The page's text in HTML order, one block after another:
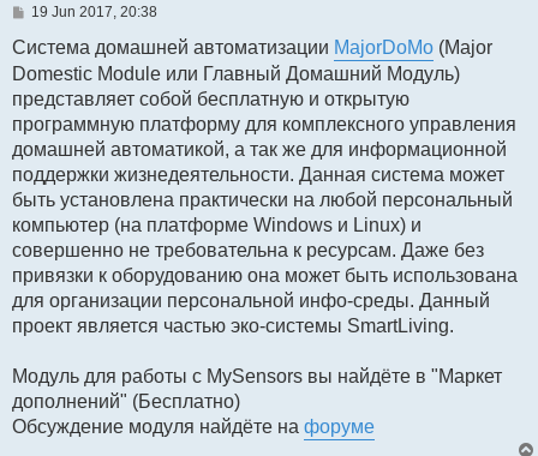
P
s
19 Jun 2017, 20:38
Cистема домашней автоматизации MajorDoMo (Major
Domestic Module или Главный Домашний Модуль)
представляет собой бесплатную и открытую
программную платформу для комплексного управления
домашней автоматикой, а так же для информационной
поддержки жизнедеятельности. Данная система может
быть установлена практически на любой персональный
компьютер (на платформе Windows и Linux) и
совершенно не требовательна к ресурсам. Даже без
привязки к оборудованию она может быть использована
для организации персональной инфо-среды. Данный
проект является частью эко-системы SmartLiving.
Модуль для работы с MySensors вы найдёте в "Маркет
дополнений" (Бесплатно)
Обсуждение модуля найдёте на форуме